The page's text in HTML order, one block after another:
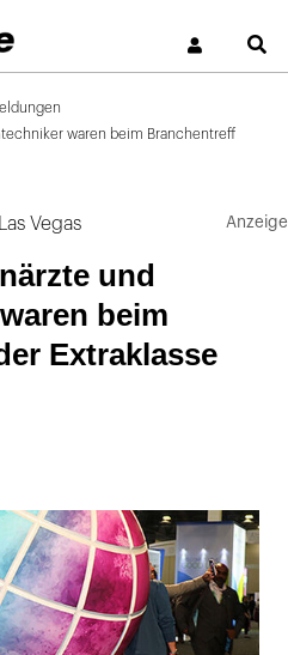
waren beim Branchentreff
Vegas
und
beim
Extraklasse